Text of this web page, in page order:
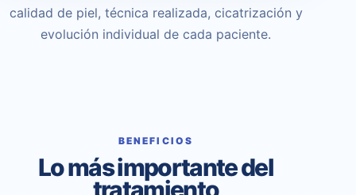
calidad de piel, técnica realizada, cicatrización y
evolución individual de cada paciente.
BENEFICIOS
Lo más importante del
tratamiento